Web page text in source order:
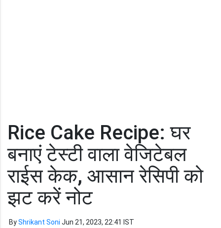
Rice Cake Recipe: घर
बनाएं टेस्टी वाला वेजिटेबल
राईस केक, आसान रेसिपी को
झट करें नोट
ByShrikant Soni Jun 21, 2023, 22:41 IST